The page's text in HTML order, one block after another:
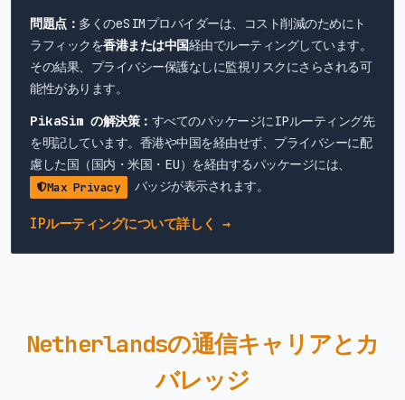
問題点： 多くのeSIMプロバイダーは、コスト削減のためにト
ラフィックを香港または中国経由でルーティングしています。
その結果、プライバシー保護なしに監視リスクにさらされる可
能性があります。
PikaSim の解決策： すべてのパッケージにIPルーティング先
を明記しています。香港や中国を経由せず、プライバシーに配
慮した国（国内・米国・EU）を経由するパッケージには、
Max Privacy バッジが表示されます。
IPルーティングについて詳しく →
Netherlandsの通信キャリアとカ
バレッジ